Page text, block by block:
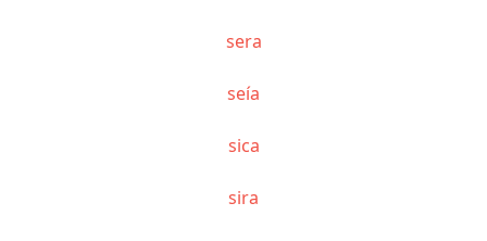
sera
seía
sica
sira